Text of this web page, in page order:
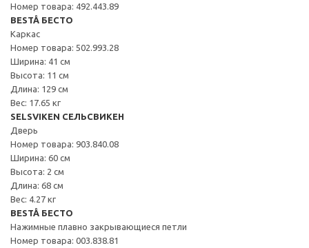
Номер товара: 492.443.89
BESTÅ БЕСТО
Каркас
Номер товара: 502.993.28
Ширина: 41 см
Высота: 11 см
Длина: 129 см
Вес: 17.65 кг
SELSVIKEN СЕЛЬСВИКЕН
Дверь
Номер товара: 903.840.08
Ширина: 60 см
Высота: 2 см
Длина: 68 см
Вес: 4.27 кг
BESTÅ БЕСТО
Нажимные плавно закрывающиеся петли
Номер товара: 003.838.81